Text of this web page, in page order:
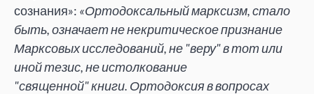
сознания»: «Ортодоксальный марксизм, стало
быть, означает не некритическое признание
Марксовых исследований, не "веру" в тот или
иной тезис, не истолкование
"священной" книги. Ортодоксия в вопросах